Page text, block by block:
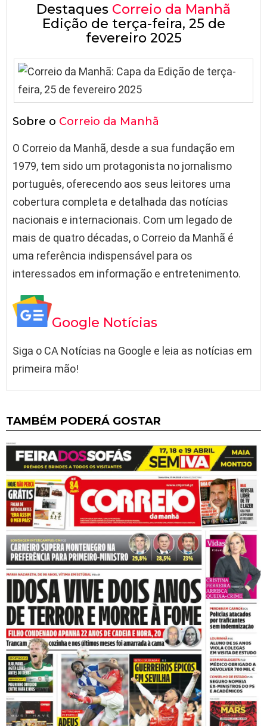
Destaques Correio da Manhã
Edição de terça-feira, 25 de
fevereiro 2025
Sobre o Correio da Manhã
O Correio da Manhã, desde a sua fundação em
1979, tem sido um protagonista no jornalismo
português, oferecendo aos seus leitores uma
cobertura completa e detalhada das notícias
nacionais e internacionais. Com um legado de
mais de quatro décadas, o Correio da Manhã é
uma referência indispensável para os
interessados em informação e entretenimento.
Google Notícias
Siga o CA Notícias na Google e leia as notícias em
primeira mão!
TAMBÉM PODERÁ GOSTAR